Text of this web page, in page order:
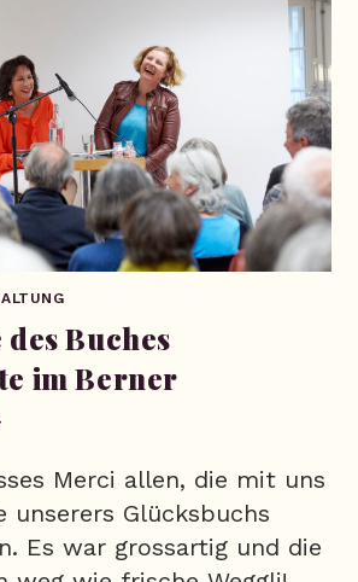
Buches
im Berner
Merci allen, die mit uns
unserers Glücksbuchs
Es war grossartig und die